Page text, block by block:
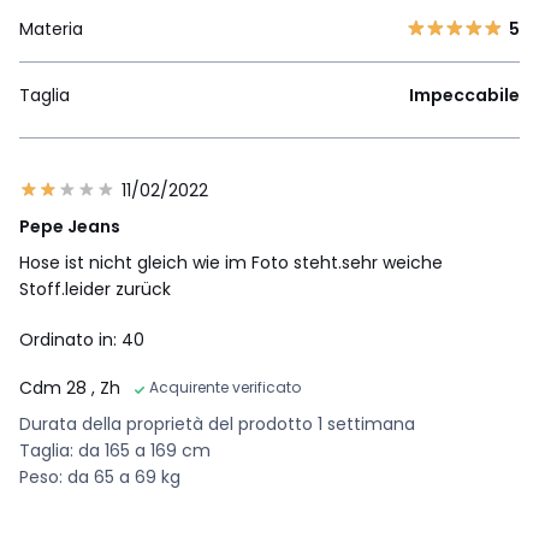
Materia 5
Taglia Impeccabile
11/02/2022
Pepe Jeans
Hose ist nicht gleich wie im Foto steht.sehr weiche
Stoff.leider zurück
Ordinato in: 40
Cdm 28 , Zh Acquirente verificato
Durata della proprietà del prodotto 1 settimana
Taglia: da 165 a 169 cm
Peso: da 65 a 69 kg